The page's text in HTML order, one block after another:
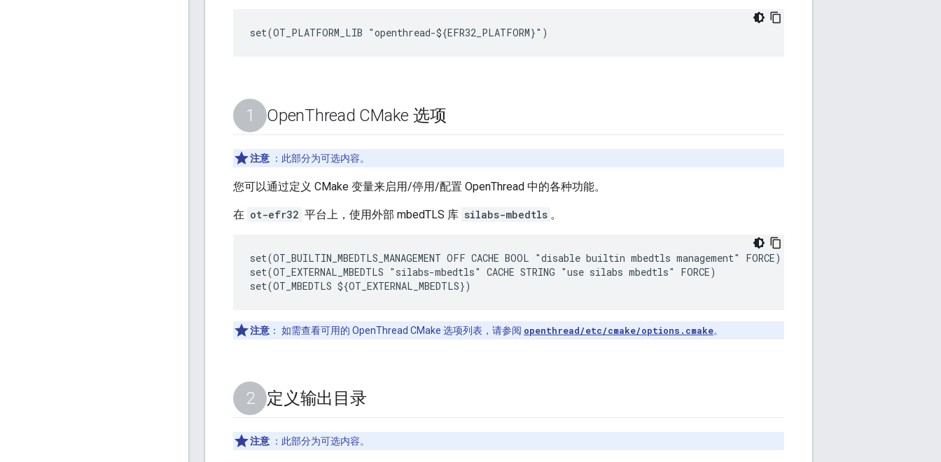
OpenThread CMake 选项
注意 ：此部分为可选内容。
您可以通过定义 CMake 变量来启用/停用/配置 OpenThread 中的各种功能。
在 ot-efr32 平台上，使用外部 mbedTLS 库 silabs-mbedtls 。
set(OT_BUILTIN_MBEDTLS_MANAGEMENT OFF CACHE BOOL "disable builtin mbedtls management" FORCE)
set(OT_EXTERNAL_MBEDTLS "silabs-mbedtls" CACHE STRING "use silabs mbedtls" FORCE)
注意 ： 如需查看可用的 OpenThread CMake 选项列表，请参阅 openthread/etc/cmake/options.cmake。
定义输出目录
注意 ：此部分为可选内容。